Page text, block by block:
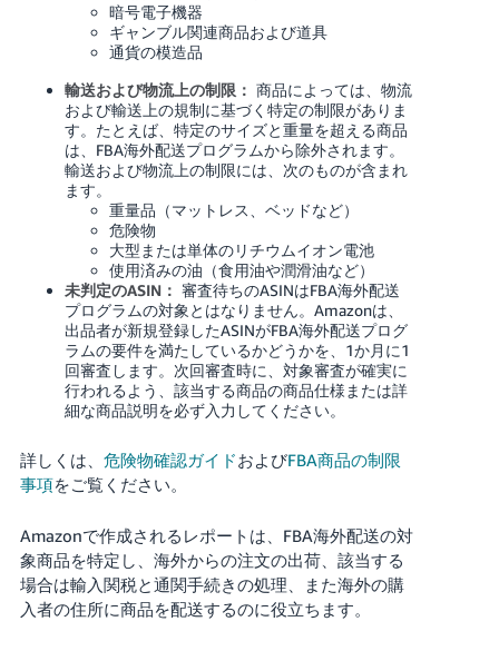
暗号電子機器
ギャンブル関連商品および道具
通貨の模造品
輸送および物流上の制限： 商品によっては、物流
および輸送上の規制に基づく特定の制限がありま
す。たとえば、特定のサイズと重量を超える商品
は、FBA海外配送プログラムから除外されます。
輸送および物流上の制限には、次のものが含まれ
ます。
重量品（マットレス、ベッドなど）
危険物
大型または単体のリチウムイオン電池
使用済みの油（食用油や潤滑油など）
未判定のASIN： 審査待ちのASINはFBA海外配送
プログラムの対象とはなりません。Amazonは、
出品者が新規登録したASINがFBA海外配送プログ
ラムの要件を満たしているかどうかを、1か月に1
回審査します。次回審査時に、対象審査が確実に
行われるよう、該当する商品の商品仕様または詳
細な商品説明を必ず入力してください。
詳しくは、 危険物確認ガイドおよびFBA商品の制限
事項をご覧ください。
Amazonで作成されるレポートは、FBA海外配送の対
象商品を特定し、海外からの注文の出荷、該当する
場合は輸入関税と通関手続きの処理、また海外の購
入者の住所に商品を配送するのに役立ちます。